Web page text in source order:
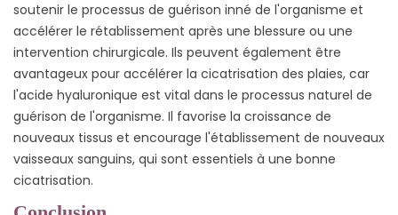
soutenir le processus de guérison inné de l'organisme et
accélérer le rétablissement après une blessure ou une
intervention chirurgicale. Ils peuvent également être
avantageux pour accélérer la cicatrisation des plaies, car
l'acide hyaluronique est vital dans le processus naturel de
guérison de l'organisme. Il favorise la croissance de
nouveaux tissus et encourage l'établissement de nouveaux
vaisseaux sanguins, qui sont essentiels à une bonne
cicatrisation.